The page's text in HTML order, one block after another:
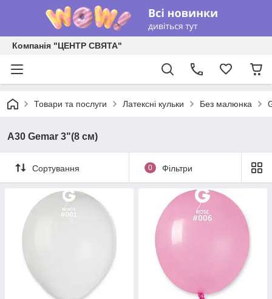
Компанія "ЦЕНТР СВЯТА"
Товари та послуги Латексні кульки Без малюнка
А30 Gemar 3"(8 см)
Сортування 0 Фільтри